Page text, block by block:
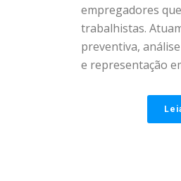
empregadores
trabalhistas.
preventiva,
e representação